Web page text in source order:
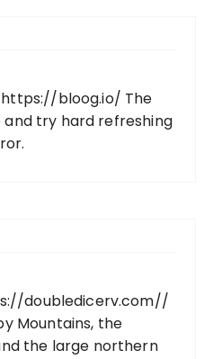
https://bloog.io/ The
and try hard refreshing
doubledicerv.com//
Mountains, the
the large northern